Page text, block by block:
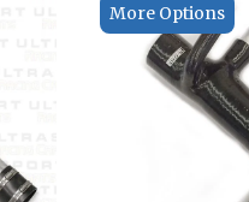
More Options